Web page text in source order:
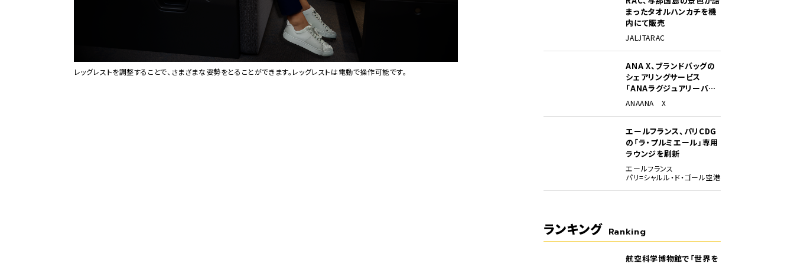
レッグレストを調整することで、さまざまな姿勢をとることができます。レッグレストは電動で操作可能です。 レッグレストを水平になるまで引き上げると、カウチソファのように座ることもできる。
まったタオルハンカチを機
内にて販売
JALJTARAC
ANA X、ブランドバッグの
シェアリングサービス
「ANAラグジュアリーバッ
グ」開始
ANAANA X
エールフランス、パリCDG
の「ラ・プルミエール」専用
ラウンジを刷新
エールフランス
パリ=シャルル・ド・ゴール空港
ランキング Ranking
航空科学博物館で「世界を